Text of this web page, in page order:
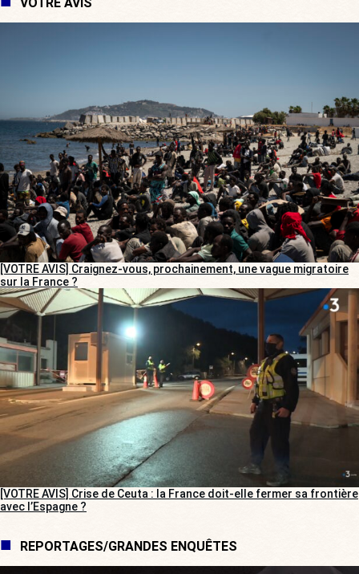
[VOTRE AVIS] Craignez-vous, prochainement, une vague migratoire
sur la France ?
[VOTRE AVIS] Crise de Ceuta : la France doit-elle fermer sa frontière
avec l’Espagne ?
REPORTAGES/GRANDES ENQUÊTES